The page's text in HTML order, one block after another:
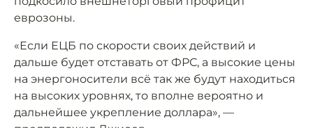
еврозоны.
«Если ЕЦБ по скорости своих действий и
дальше будет отставать от ФРС, а высокие цены
на энергоносители всё так же будут находиться
на высоких уровнях, то вполне вероятно и
дальнейшее укрепление доллара», —